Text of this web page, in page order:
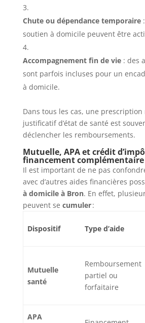
Chute ou dépendance temporaire:
soutien à domicile peuvent être
Accompagnement fin de vie: des
sont parfois incluses pour un
à domicile.
Dans tous les cas, une
justificatif d’état de santé est
déclencher les remboursements.
Mutuelle, APA et crédit
financement complémentaire
Il est important de ne pas
avec d’autres aides financières
à domicile à Bron. En effet,
peuvent se cumuler:
Dispositif Type d’aide
Mutuelle
santé
Remboursement
partiel ou
forfaitaire
APA